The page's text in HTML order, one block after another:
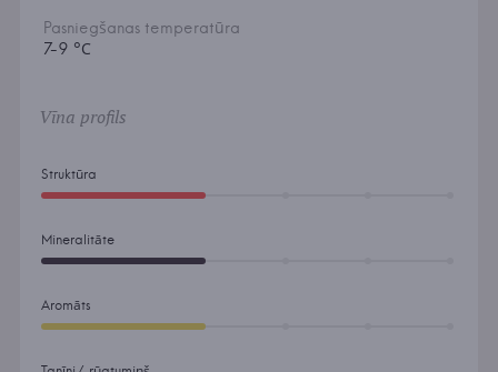
Pasniegšanas temperatūra
7-9 °С
Vīna profils
Struktūra
Mineralitāte
Aromāts